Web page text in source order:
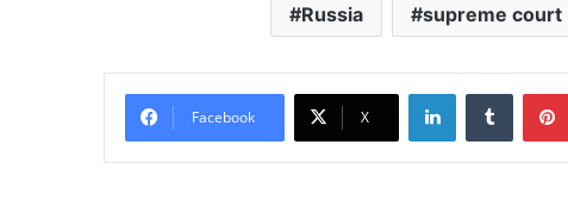
Russia supreme court
Facebook X
LinkedInTumblr